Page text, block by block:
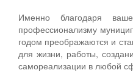
Именно благодаря
профессионализму
годом преображаются и
для жизни, работы,
самореализации в любой